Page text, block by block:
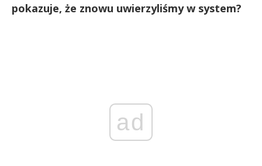
pokazuje, że znowu uwierzyliśmy w system?
ad